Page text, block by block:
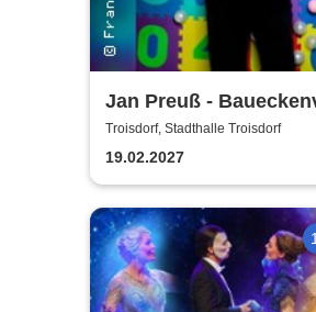
Jan Preuß -
Troisdorf, Stadthalle Troisdorf
19.02.2027